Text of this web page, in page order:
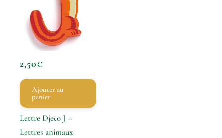
2,50€
Ajouter au
panier
Lettre Djeco J –
Lettres animaux